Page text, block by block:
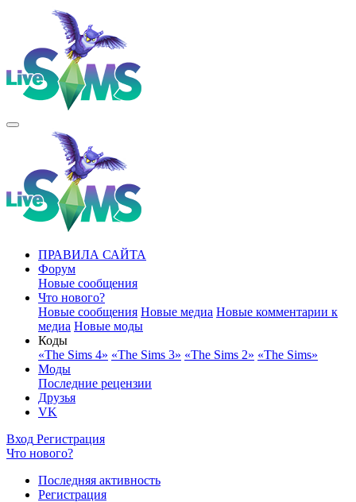
ПРАВИЛА САЙТА
Форум
Новые сообщения
Что нового?
Новые сообщения Новые медиа Новые комментарии к
медиа Новые моды
Коды
«The Sims 4» «The Sims 3» «The Sims 2» «The Sims»
Моды
Последние рецензии
Друзья
VK
Вход Регистрация
Что нового?
Последняя активность
Регистрация